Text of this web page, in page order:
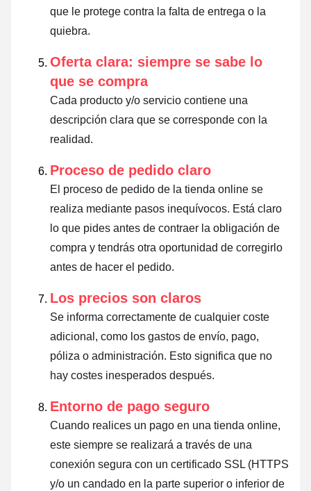
que le protege contra la falta de entrega o la
quiebra.
Oferta clara: siempre se sabe lo
que se compra
Cada producto y/o servicio contiene una
descripción clara que se corresponde con la
realidad.
Proceso de pedido claro
El proceso de pedido de la tienda online se
realiza mediante pasos inequívocos. Está claro
lo que pides antes de contraer la obligación de
compra y tendrás otra oportunidad de corregirlo
antes de hacer el pedido.
Los precios son claros
Se informa correctamente de cualquier coste
adicional, como los gastos de envío, pago,
póliza o administración. Esto significa que no
hay costes inesperados después.
Entorno de pago seguro
Cuando realices un pago en una tienda online,
este siempre se realizará a través de una
conexión segura con un certificado SSL (HTTPS
y/o un candado en la parte superior o inferior de